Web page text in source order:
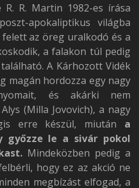
R. Martin 1982-es írása
apokaliptikus világba
az öreg uralkodó és a
a falakon túl pedig
A Kárhozott Vidék
magán hordozza egy nagy
és akárki nem
(Milla Jovovich), a nagy
erre készül, miután a
győzze le a sivár pokol
Mindeközben pedig a
hogy ez az akció ne
megbízást elfogad, a